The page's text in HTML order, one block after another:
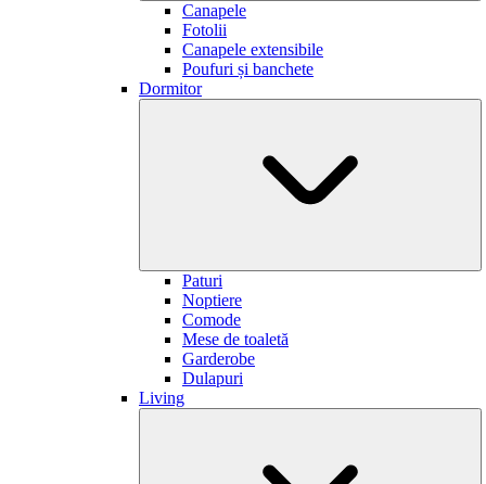
Canapele
Fotolii
Canapele extensibile
Poufuri și banchete
Dormitor
Paturi
Noptiere
Comode
Mese de toaletă
Garderobe
Dulapuri
Living